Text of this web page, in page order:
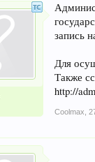
запись
Для
Также
http://
Coolmax